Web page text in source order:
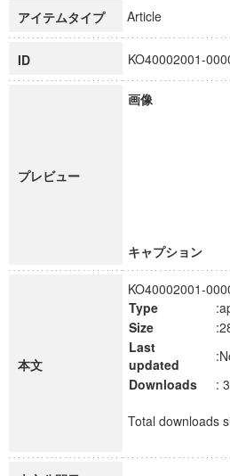
博士課程教育リーディングプ
アイテムタイプ Article
ID KO40002001-
プレビュー
画像
キャプション
本文
KO40002001-
Type
Size
Last
updated
Downloads
:
Total downloads